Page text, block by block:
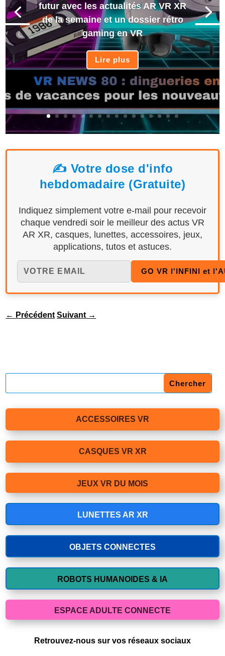
futur avec les actualités AR VR XR
de la semaine et un dossier rétro
gaming en VR
Lire plus
✍️ Votre dose d'info
hebdomadaire (Gratuite)
Indiquez simplement votre e-mail pour recevoir
chaque vendredi soir le meilleur des actus VR
AR XR, casques, lunettes, accessoires, jeux,
applications, tutos et astuces.
← Précédent Suivant →
ACCESSOIRES VR
CASQUES VR XR
JEUX VR DU MOIS
LUNETTES AR XR
OBJETS CONNECTES
ROBOTS HUMANOIDES & IA
ESPACE ADULTE CONNECTE
Retrouvez-nous sur vos réseaux sociaux